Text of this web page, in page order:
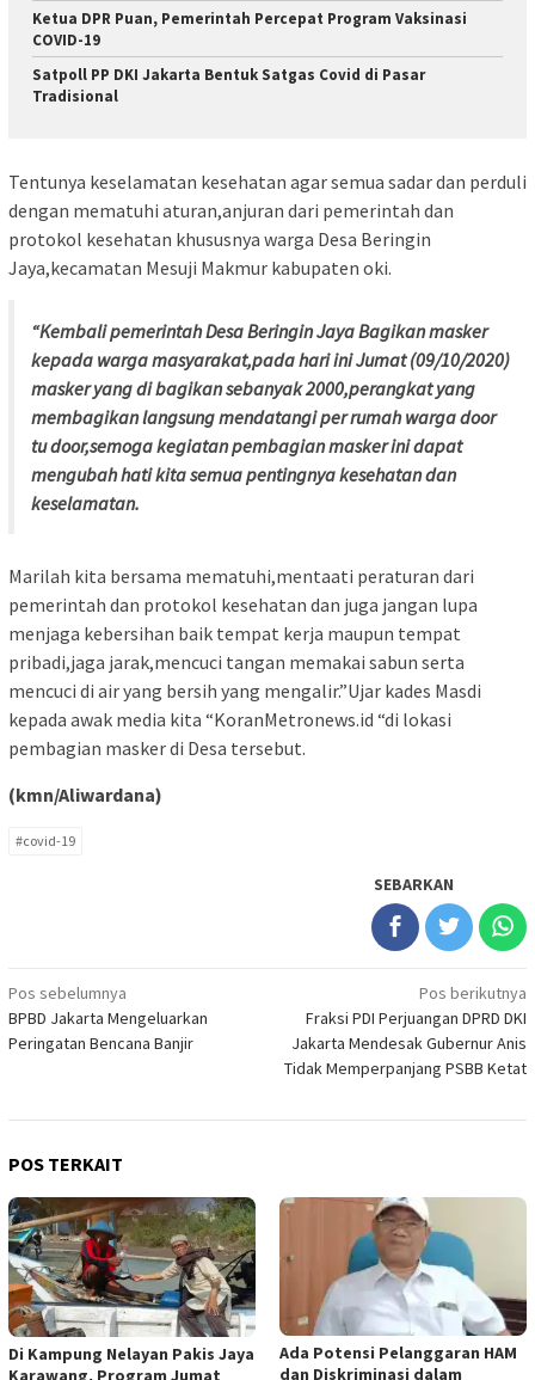
Ketua DPR Puan, Pemerintah Percepat Program Vaksinasi
COVID-19
Satpoll PP DKI Jakarta Bentuk Satgas Covid di Pasar
Tradisional
Tentunya keselamatan kesehatan agar semua sadar dan perduli
dengan mematuhi aturan,anjuran dari pemerintah dan
protokol kesehatan khususnya warga Desa Beringin
Jaya,kecamatan Mesuji Makmur kabupaten oki.
“Kembali pemerintah Desa Beringin Jaya Bagikan masker
kepada warga masyarakat,pada hari ini Jumat (09/10/2020)
masker yang di bagikan sebanyak 2000,perangkat yang
membagikan langsung mendatangi per rumah warga door
tu door,semoga kegiatan pembagian masker ini dapat
mengubah hati kita semua pentingnya kesehatan dan
keselamatan.
Marilah kita bersama mematuhi,mentaati peraturan dari
pemerintah dan protokol kesehatan dan juga jangan lupa
menjaga kebersihan baik tempat kerja maupun tempat
pribadi,jaga jarak,mencuci tangan memakai sabun serta
mencuci di air yang bersih yang mengalir.”Ujar kades Masdi
kepada awak media kita “KoranMetronews.id “di lokasi
pembagian masker di Desa tersebut.
(kmn/Aliwardana)
#covid-19
SEBARKAN
Navigasi
pos
Pos sebelumnya
BPBD Jakarta Mengeluarkan
Peringatan Bencana Banjir
Pos berikutnya
Fraksi PDI Perjuangan DPRD DKI
Jakarta Mendesak Gubernur Anis
Tidak Memperpanjang PSBB Ketat
POS TERKAIT
Di Kampung Nelayan Pakis Jaya
Karawang, Program Jumat
Ada Potensi Pelanggaran HAM
dan Diskriminasi dalam